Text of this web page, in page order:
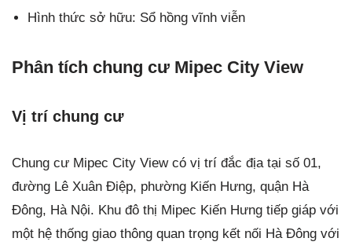
Hình thức sở hữu: Sổ hồng vĩnh viễn
Phân tích chung cư Mipec City View
Vị trí chung cư
Chung cư Mipec City View có vị trí đắc địa tại số 01,
đường Lê Xuân Điệp, phường Kiến Hưng, quận Hà
Đông, Hà Nội. Khu đô thị Mipec Kiến Hưng tiếp giáp với
một hệ thống giao thông quan trọng kết nối Hà Đông với